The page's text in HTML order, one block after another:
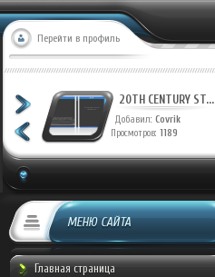
Перейти в профиль
20TH CENTURY ST...
Добавил: Covrik
Просмотров: 1189
МЕНЮ САЙТА
Главная страница